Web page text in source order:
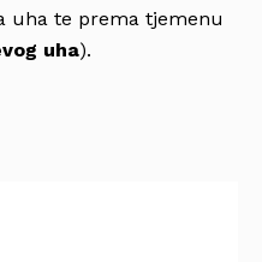
uha te prema tjemenu
uha).